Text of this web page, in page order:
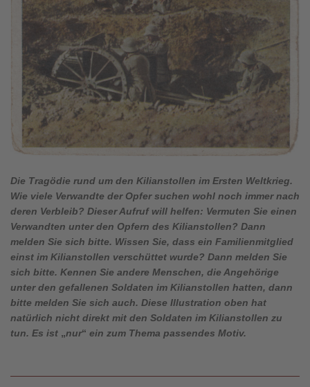
Die Tragödie rund um den Kilianstollen im Ersten Weltkrieg.
Wie viele Verwandte der Opfer suchen wohl noch immer nach
deren Verbleib? Dieser Aufruf will helfen: Vermuten Sie einen
Verwandten unter den Opfern des Kilianstollen? Dann
melden Sie sich bitte. Wissen Sie, dass ein Familienmitglied
einst im Kilianstollen verschüttet wurde? Dann melden Sie
sich bitte. Kennen Sie andere Menschen, die Angehörige
unter den gefallenen Soldaten im Kilianstollen hatten, dann
bitte melden Sie sich auch. Diese Illustration oben hat
natürlich nicht direkt mit den Soldaten im Kilianstollen zu
tun. Es ist „nur“ ein zum Thema passendes Motiv.